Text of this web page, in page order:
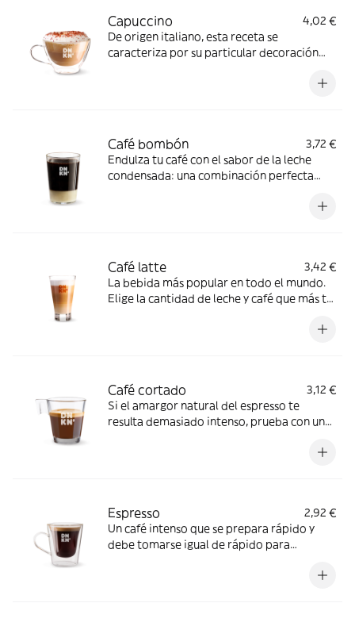
Capuccino
4,02 €
De origen italiano, esta receta se
caracteriza por su particular decoración
Café bombón
3,72 €
Endulza tu café con el sabor de la leche
condensada: una combinación perfecta
Café latte
3,42 €
La bebida más popular en todo el mundo.
Elige la cantidad de leche y café que más te
Café cortado
3,12 €
Si el amargor natural del espresso te
resulta demasiado intenso, prueba con un
Espresso
2,92 €
Un café intenso que se prepara rápido y
debe tomarse igual de rápido para